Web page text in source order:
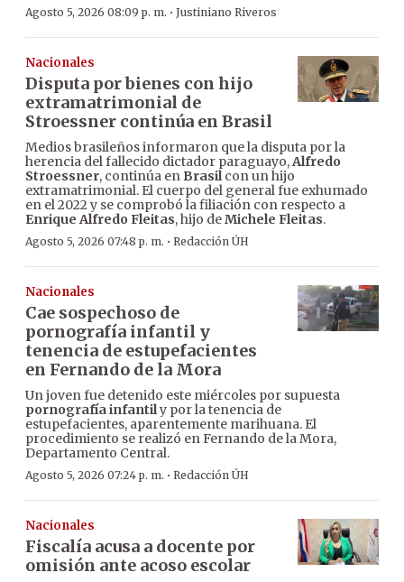
Agosto 5, 2026 08:09 p. m. · Justiniano Riveros
Nacionales
Disputa por bienes con hijo
extramatrimonial de
Stroessner continúa en Brasil
Medios brasileños informaron que la disputa por la
herencia del fallecido dictador paraguayo,Alfredo
Stroessner, continúa en Brasilcon un hijo
extramatrimonial. El cuerpo del general fue exhumado
en el 2022 y se comprobó la filiación con respecto a
Enrique Alfredo Fleitas, hijo deMichele Fleitas.
Agosto 5, 2026 07:48 p. m. · Redacción ÚH
Nacionales
Cae sospechoso de
pornografía infantil y
tenencia de estupefacientes
en Fernando de la Mora
Un joven fue detenido este miércoles por supuesta
pornografía infantily por la tenencia de
estupefacientes, aparentemente marihuana. El
procedimiento se realizó en Fernando de la Mora,
Departamento Central.
Agosto 5, 2026 07:24 p. m. · Redacción ÚH
Nacionales
Fiscalía acusa a docente por
omisión ante acoso escolar